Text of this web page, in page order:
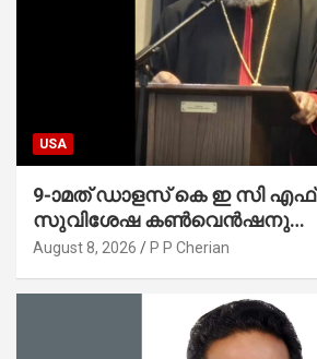
USA
9-ാമത് ഡാളസ് കെ ഇ സി എഫ് സംയുക്ത
സുവിശേഷ കൺവെൻഷനു
പ്രാർത്ഥനാനിർഭരമായ തുടക്കം
August 8, 2026 P P Cherian